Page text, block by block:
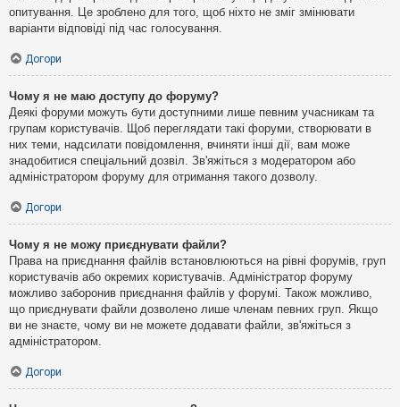
опитування. Це зроблено для того, щоб ніхто не зміг змінювати
варіанти відповіді під час голосування.
Догори
Чому я не маю доступу до форуму?
Деякі форуми можуть бути доступними лише певним учасникам та
групам користувачів. Щоб переглядати такі форуми, створювати в
них теми, надсилати повідомлення, вчиняти інші дії, вам може
знадобитися спеціальний дозвіл. Зв'яжіться з модератором або
адміністратором форуму для отримання такого дозволу.
Догори
Чому я не можу приєднувати файли?
Права на приєднання файлів встановлюються на рівні форумів, груп
користувачів або окремих користувачів. Адміністратор форуму
можливо заборонив приєднання файлів у форумі. Також можливо,
що приєднувати файли дозволено лише членам певних груп. Якщо
ви не знаєте, чому ви не можете додавати файли, зв'яжіться з
адміністратором.
Догори